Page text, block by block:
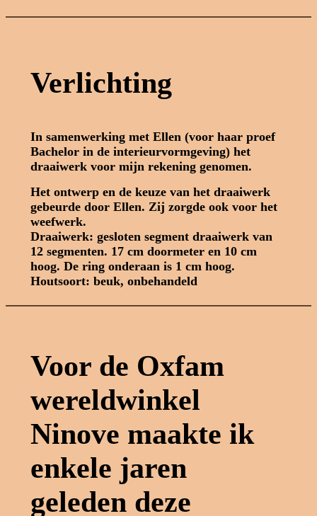
Verlichting
In samenwerking met Ellen (voor haar proef
Bachelor in de interieurvormgeving) het
draaiwerk voor mijn rekening genomen.
Het ontwerp en de keuze van het draaiwerk
gebeurde door Ellen. Zij zorgde ook voor het
weefwerk.
Draaiwerk: gesloten segment draaiwerk van
12 segmenten. 17 cm doormeter en 10 cm
hoog. De ring onderaan is 1 cm hoog.
Houtsoort: beuk, onbehandeld
Voor de Oxfam
wereldwinkel
Ninove maakte ik
enkele jaren
geleden deze